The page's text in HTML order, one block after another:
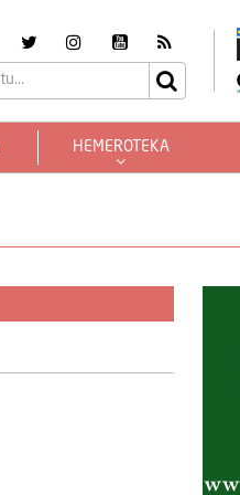
HEMEROTEKA